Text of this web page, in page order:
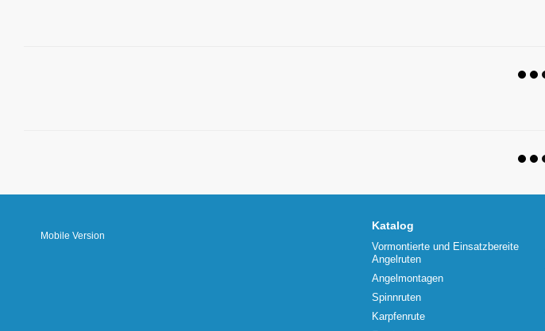
Mobile Version
Katalog
Vormontierte und Einsatzbereite
Angelruten
Angelmontagen
Spinnruten
Karpfenrute